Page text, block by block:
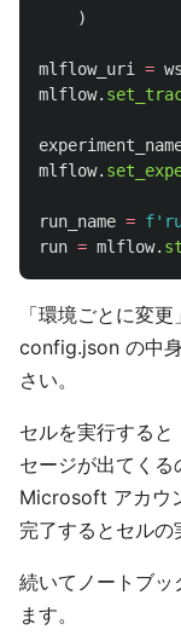
)
mlflow_uri = ws
mlflow.
mlflow.
run_name = f'
run = mlflow.
「環境ごとに変
config.json の中
さい。
セルを実行する
セージが出てく
Microsoft アカウ
完了するとセルの
続いてノートブッ
ます。